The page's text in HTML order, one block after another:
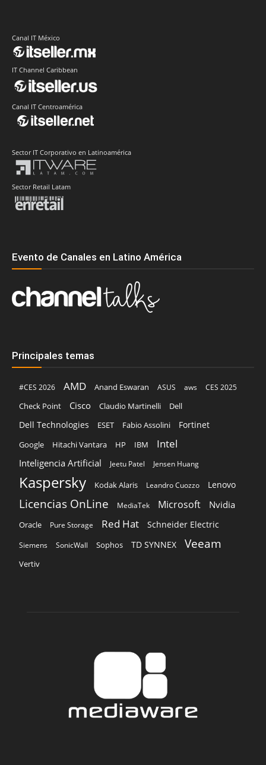
Canal IT México
IT Channel Caribbean
Canal IT Centroamérica
Sector IT Corporativo en Latinoamérica
Sector Retail Latam
Evento de Canales en Latino América
Principales temas
#CES 2026 AMD Anand Eswaran ASUS aws
CES 2025
Check Point
Cisco Claudio Martinelli Dell
Dell Technologies ESET Fabio Assolini Fortinet
Google Hitachi Vantara HP IBM Intel
Inteligencia Artificial Jeetu Patel Jensen Huang
Kaspersky Kodak Alaris Leandro Cuozzo Lenovo
Licencias OnLine MediaTek Microsoft Nvidia
Oracle Pure Storage Red Hat Schneider Electric
Siemens SonicWall Sophos TD SYNNEX Veeam
Vertiv